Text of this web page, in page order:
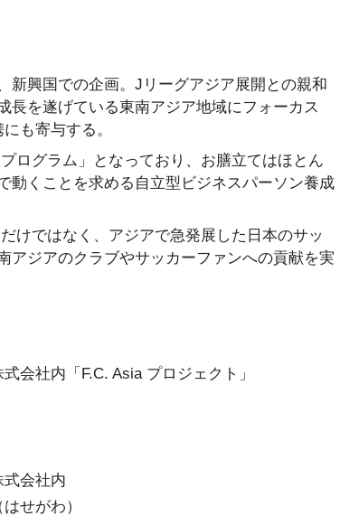
新興国での企画。Jリーグアジア展開との親和
長を遂げている東南アジア地域にフォーカス
も寄与する。
ログラム」となっており、お膳立てはほとん
動くことを求める自立型ビジネスパーソン養成
けではなく、アジアで急発展した日本のサッ
アジアのクラブやサッカーファンへの貢献を実
会社内「F.C. Asia プロジェクト」
会社内
せがわ）